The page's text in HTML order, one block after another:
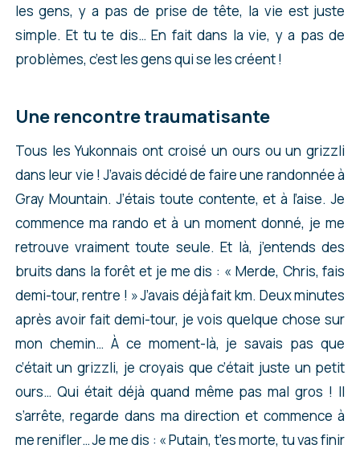
les gens, y a pas de prise de tête, la vie est juste
simple. Et tu te dis… En fait dans la vie, y a pas de
problèmes, c’est les gens qui se les créent !
Une rencontre traumatisante
Tous les Yukonnais ont croisé un ours ou un grizzli
dans leur vie ! J’avais décidé de faire une randonnée à
Gray Mountain. J’étais toute contente, et à l’aise. Je
commence ma rando et à un moment donné, je me
retrouve vraiment toute seule. Et là, j’entends des
bruits dans la forêt et je me dis : « Merde, Chris, fais
demi-tour, rentre ! » J’avais déjà fait km. Deux minutes
après avoir fait demi-tour, je vois quelque chose sur
mon chemin… À ce moment-là, je savais pas que
c’était un grizzli, je croyais que c’était juste un petit
ours… Qui était déjà quand même pas mal gros ! Il
s’arrête, regarde dans ma direction et commence à
me renifler… Je me dis : « Putain, t’es morte, tu vas finir